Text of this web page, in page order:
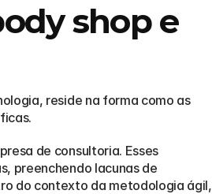
shop e
reside na forma como as
de consultoria. Esses
preenchendo lacunas de
do contexto da metodologia ágil,